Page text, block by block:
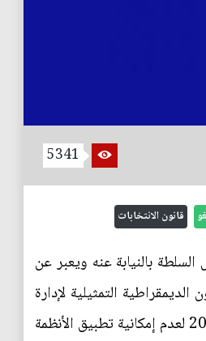
5341
قانون الانتخابات
بالنيابة عنه ويعبر عن
التمثيلية لإدارة
الدولة واختيار القابضين على السلطة عند الاستفتاء على الوثيقة الدستورية في شهر تشرين الأول من العام 2005 لعدم إمكانية تطبيق الأنظمة